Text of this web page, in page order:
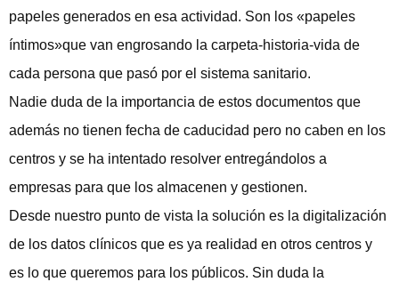
papeles generados en esa actividad. Son los «papeles
íntimos»que van engrosando la carpeta-historia-vida de
cada persona que pasó por el sistema sanitario.
Nadie duda de la importancia de estos documentos que
además no tienen fecha de caducidad pero no caben en los
centros y se ha intentado resolver entregándolos a
empresas para que los almacenen y gestionen.
Desde nuestro punto de vista la solución es la digitalización
de los datos clínicos que es ya realidad en otros centros y
es lo que queremos para los públicos. Sin duda la